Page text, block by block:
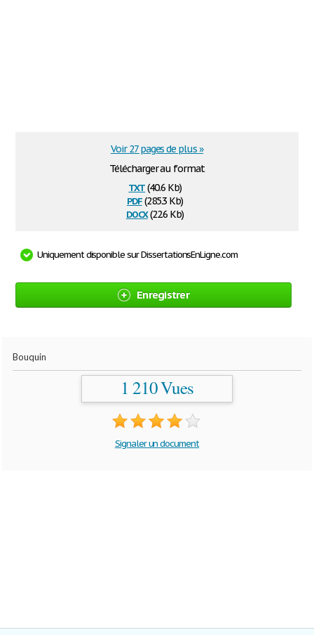
Télécharger au format
txt(40.6 Kb)
pdf(285.3 Kb)
docx(22.6 Kb)
Voir 27 pages de plus »
Uniquement disponible sur DissertationsEnLigne.com
Enregistrer
Bouquin
1 210 Vues
Signaler un document